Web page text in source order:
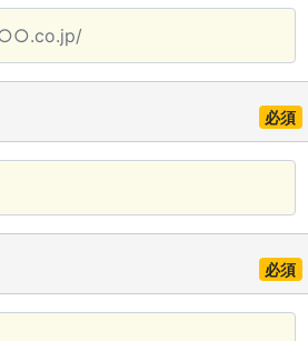
必須
必須